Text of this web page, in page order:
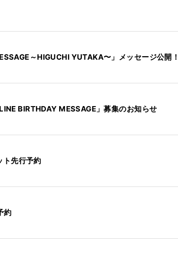
～HIGUCHI YUTAKA〜」メッセージ公開！
BIRTHDAY MESSAGE」募集のお知らせ
ト先行予約
約